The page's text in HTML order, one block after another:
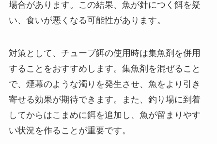
場合があります。この結果、魚が針につく餌を疑
い、食いが悪くなる可能性があります。
対策として、チューブ餌の使用時は集魚剤を併用
することをおすすめします。集魚剤を混ぜること
で、煙幕のような濁りを発生させ、魚をより引き
寄せる効果が期待できます。また、釣り場に到着
してからはこまめに餌を追加し、魚が留まりやす
い状況を作ることが重要です。